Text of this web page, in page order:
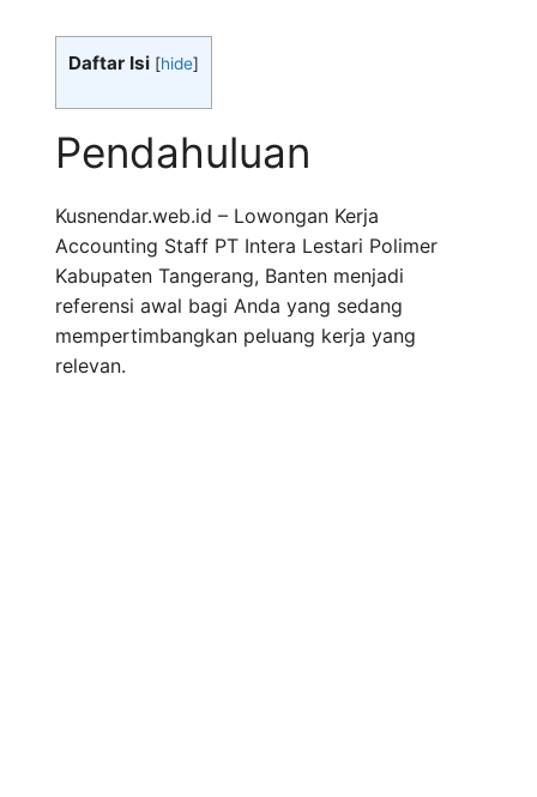
Daftar Isi [hide]
Pendahuluan
Kusnendar.web.id – Lowongan Kerja
Accounting Staff PT Intera Lestari Polimer
Kabupaten Tangerang, Banten menjadi
referensi awal bagi Anda yang sedang
mempertimbangkan peluang kerja yang
relevan.